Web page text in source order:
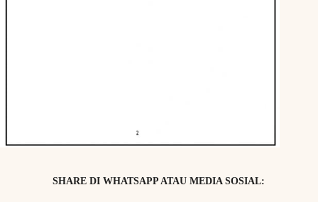
SHARE DI WHATSAPP ATAU MEDIA SOSIAL: